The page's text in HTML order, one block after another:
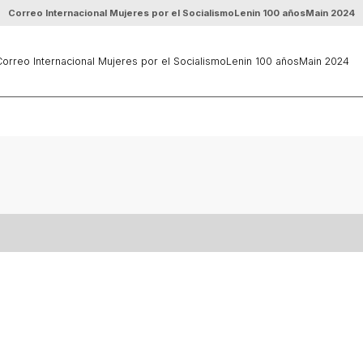
Correo Internacional Mujeres por el SocialismoLenin 100 añosMain 2024
Internacional Mujeres por el SocialismoLenin 100 añosMain 2024